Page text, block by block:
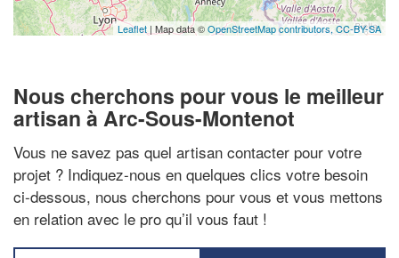
Leaflet | Map data ©OpenStreetMap contributors,CC-BY-SA
Nous cherchons pour vous le meilleur
artisan à Arc-Sous-Montenot
Vous ne savez pas quel artisan contacter pour votre
projet ? Indiquez-nous en quelques clics votre besoin
ci-dessous, nous cherchons pour vous et vous mettons
en relation avec le pro qu’il vous faut !